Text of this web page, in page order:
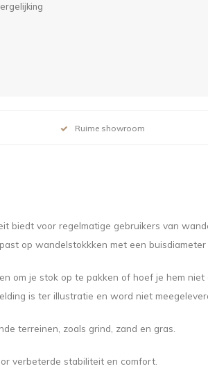
Ruime showroom
voor regelmatige gebruikers van
op wandelstokkken met een buisdiameter
om je stok op te pakken of hoef je hem
is ter illustratie en word niet
terreinen, zoals grind, zand en gras.
verbeterde stabiliteit en comfort.